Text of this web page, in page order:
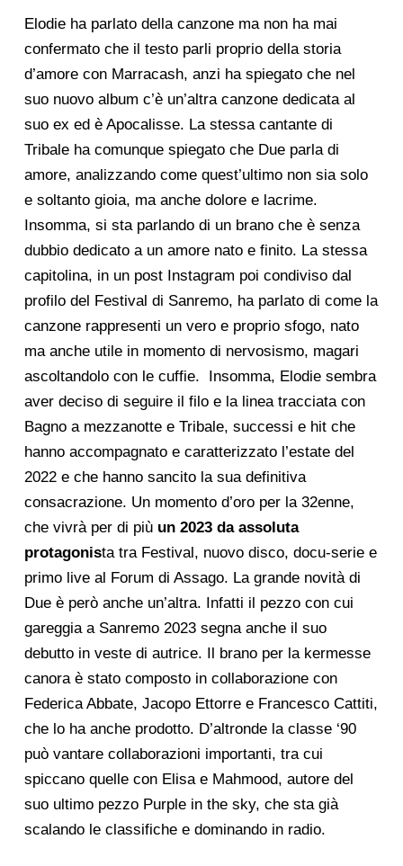
Elodie ha parlato della canzone ma non ha mai
confermato che il testo parli proprio della storia
d’amore con Marracash, anzi ha spiegato che nel
suo nuovo album c’è un’altra canzone dedicata al
suo ex ed è Apocalisse. La stessa cantante di
Tribale ha comunque spiegato che Due parla di
amore, analizzando come quest’ultimo non sia solo
e soltanto gioia, ma anche dolore e lacrime.
Insomma, si sta parlando di un brano che è senza
dubbio dedicato a un amore nato e finito. La stessa
capitolina, in un post Instagram poi condiviso dal
profilo del Festival di Sanremo, ha parlato di come la
canzone rappresenti un vero e proprio sfogo, nato
ma anche utile in momento di nervosismo, magari
ascoltandolo con le cuffie.
Insomma, Elodie sembra
aver deciso di seguire il filo e la linea tracciata con
Bagno a mezzanotte e Tribale, successi e hit che
hanno accompagnato e caratterizzato l’estate del
2022 e che hanno sancito la sua definitiva
consacrazione. Un momento d’oro per la 32enne,
che vivrà per di più un 2023 da assoluta
protagonista tra Festival, nuovo disco, docu-serie e
primo live al Forum di Assago. La grande novità di
Dueè però anche un’altra. Infatti il pezzo con cui
gareggia a Sanremo 2023 segna anche il suo
debutto in veste di autrice. Il brano per la kermesse
canora è stato composto in collaborazione con
Federica Abbate, Jacopo Ettorre e Francesco Cattiti,
che lo ha anche prodotto. D’altronde la classe ‘90
può vantare collaborazioni importanti, tra cui
spiccano quelle con Elisa e Mahmood, autore del
suo ultimo pezzo Purple in the sky, che sta già
scalando le classifiche e dominando in radio.